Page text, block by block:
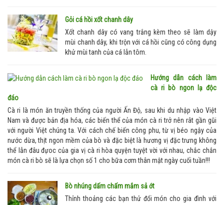
Gỏi cá hồi xốt chanh dây
Xốt chanh dây có vang trắng kèm theo sẽ làm dậy
mùi chanh dây, khi trộn với cá hồi cũng có công dụng
khử mùi tanh của cá lẫn tôm.
Hướng dẫn cách làm
cà ri bò ngon lạ độc
đáo
Cà ri là món ăn truyền thống của người Ấn Độ, sau khi du nhập vào Việt
Nam và được bản địa hóa, các biến thể của món cà ri trở nên rât gần gũi
với người Việt chúng ta. Với cách chế biến công phu, từ vị béo ngậy của
nước dừa, thịt ngon mềm của bò và đặc biệt là hương vị đặc trưng không
thể lẫn đâu đựoc của gia vị cà ri hòa quyện tuyệt vời với nhau, chắc chắn
món cà ri bò sẽ là lựa chọn số 1 cho bữa cơm thân mật ngày cuối tuần!!!
Bò nhúng dấm chấm mắm sả ớt
Thỉnh thoảng các bạn thử đổi món cho gia đình với